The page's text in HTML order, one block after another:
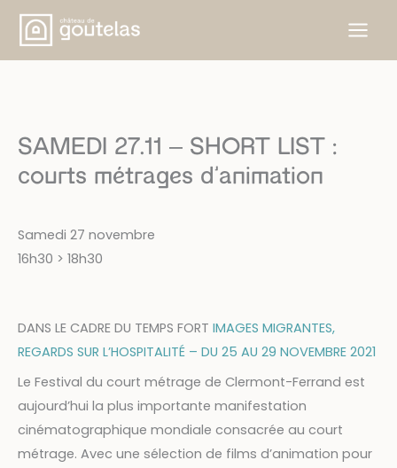
Aller
contenu
SAMEDI 27.11 – SHORT LIST :
courts métrages d’animation
Samedi 27 novembre
16h30 > 18h30
DANS LE CADRE DU TEMPS FORT IMAGES MIGRANTES,
REGARDS SUR L’HOSPITALITÉ – DU 25 AU 29 NOVEMBRE 2021
Le Festival du court métrage de Clermont-Ferrand est
aujourd’hui la plus importante manifestation
cinématographique mondiale consacrée au court
métrage. Avec une sélection de films d’animation pour